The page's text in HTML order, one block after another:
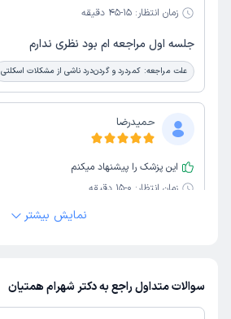
زمان انتظار: 15-45 دقیقه
جلسه اول مراجعه ام بود نظری ندارم
علت مراجعه: کمردرد و گردن‌درد ناشی از مشکلات اسکلتی
حمیدرضا
این پزشک را پیشنهاد میکنم
زمان انتظار: 0-15 دقیقه
حمیدرضا
نمایش بیشتر
سوالات متداول راجع به دکتر شهرام همتیان